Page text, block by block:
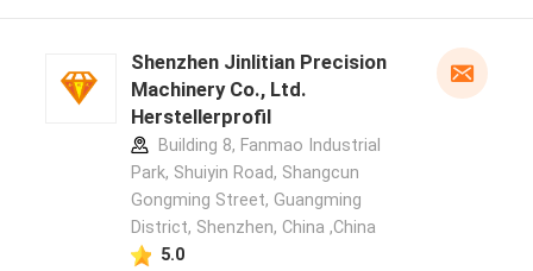
Shenzhen Jinlitian Precision
Machinery Co., Ltd.
Herstellerprofil
Building 8, Fanmao Industrial
Park, Shuiyin Road, Shangcun
Gongming Street, Guangming
District, Shenzhen, China ,China
5.0